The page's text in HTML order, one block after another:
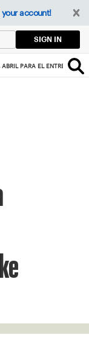
your account!
SIGN IN
PARA EL ENTRENADOR